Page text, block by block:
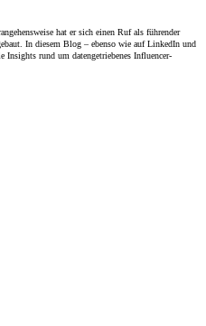
hat er sich einen Ruf als führender
In diesem Blog – ebenso wie auf LinkedIn und
rund um datengetriebenes Influencer-